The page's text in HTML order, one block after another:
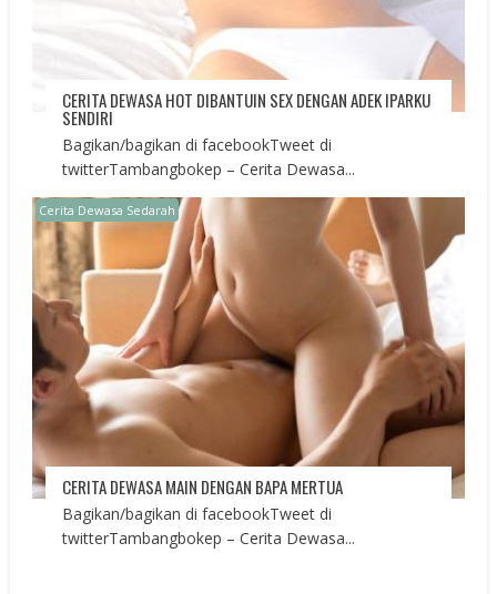
CERITA DEWASA HOT DIBANTUIN SEX DENGAN ADEK IPARKU
SENDIRI
Bagikan/bagikan di facebookTweet di
twitterTambangbokep – Cerita Dewasa...
Cerita Dewasa Sedarah
CERITA DEWASA MAIN DENGAN BAPA MERTUA
Bagikan/bagikan di facebookTweet di
twitterTambangbokep – Cerita Dewasa...